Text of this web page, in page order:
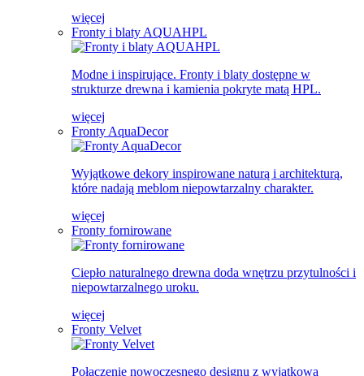
więcej
Fronty i blaty AQUAHPL
Modne i inspirujące. Fronty i blaty dostępne w
strukturze drewna i kamienia pokryte matą HPL.
więcej
Fronty AquaDecor
Wyjątkowe dekory inspirowane naturą i architekturą,
które nadają meblom niepowtarzalny charakter.
więcej
Fronty fornirowane
Ciepło naturalnego drewna doda wnętrzu przytulności i
niepowtarzalnego uroku.
więcej
Fronty Velvet
Połączenie nowoczesnego designu z wyjątkową